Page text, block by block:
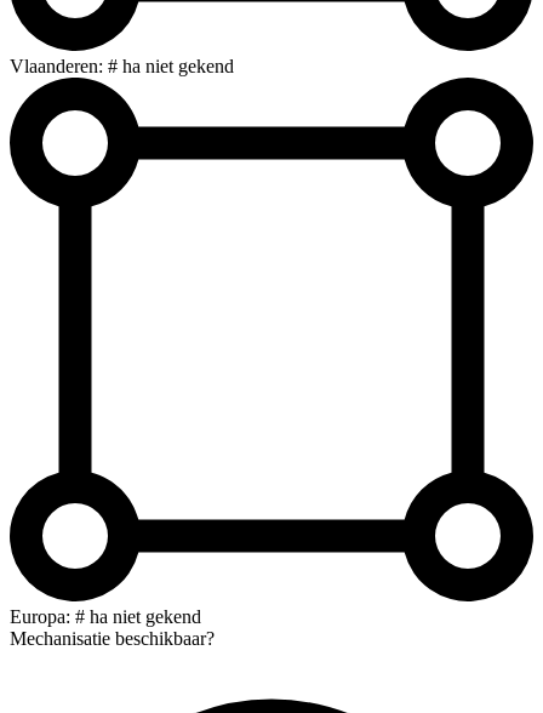
Vlaanderen: # ha niet gekend
Europa: # ha niet gekend
Mechanisatie beschikbaar?